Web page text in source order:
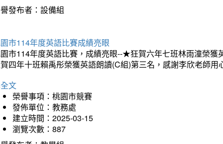
發布者：設備組
市114年度英語比賽成績亮眼
市114年度英語比賽，成績亮眼--★狂賀六年七班林雨潼榮
四年十班賴禹彤榮獲英語朗讀(C組)第三名，感謝李欣老師
文
榮譽事項：桃園市競賽
發佈單位：教務處
建立時間：2025-03-15
瀏覽次數：887